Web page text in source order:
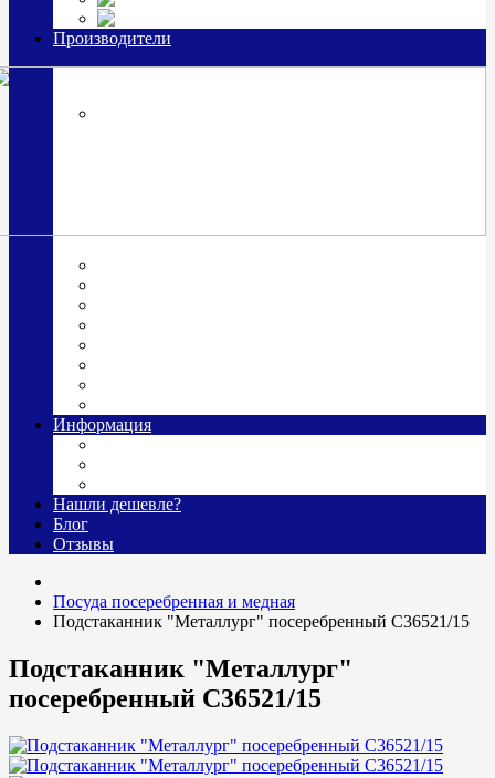
Производители
Информация
Нашли дешевле?
Блог
Отзывы
Посуда посеребренная и медная
Подстаканник "Металлург" посеребренный С36521/15
Подстаканник "Металлург"
посеребренный С36521/15